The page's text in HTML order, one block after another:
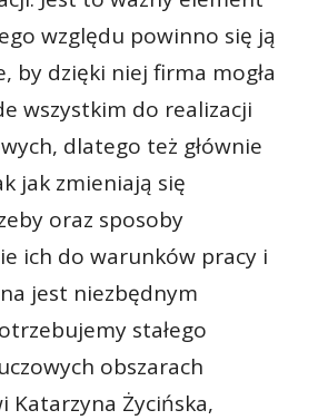
względu powinno się ją
by dzięki niej firma mogła
wszystkim do realizacji
dlatego też głównie
jak zmieniają się
oraz sposoby
ich do warunków pracy i
jest niezbędnym
stałego
obszarach
Katarzyna Życińska,